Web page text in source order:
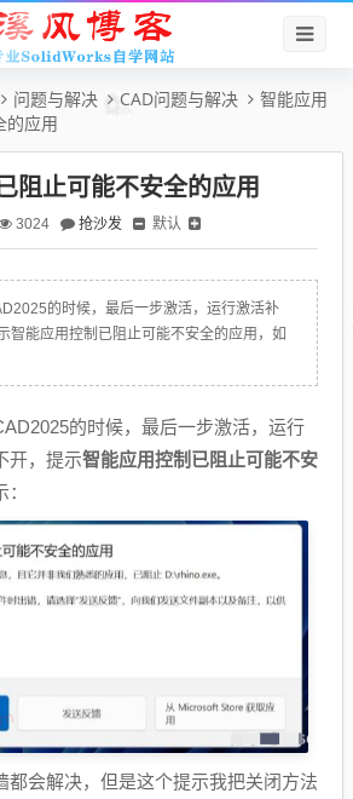
问题与解决 CAD问题与解决
智能应用
的应用
阻止可能不安全的应用
3024 抢沙发 默认
的时候，最后一步激活，运行激活补
智能应用控制已阻止可能不安全的应用，如
的时候，最后一步激活，运行
开，提示智能应用控制已阻止可能不安
都会解决，但是这个提示我把关闭方法